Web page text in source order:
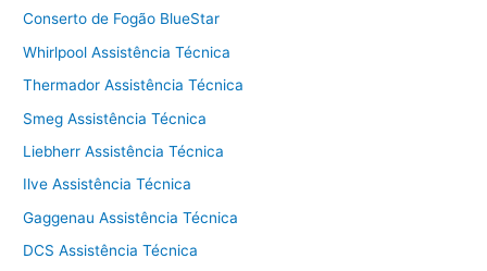
Conserto de Fogão BlueStar
Whirlpool Assistência Técnica
Thermador Assistência Técnica
Smeg Assistência Técnica
Liebherr Assistência Técnica
Ilve Assistência Técnica
Gaggenau Assistência Técnica
DCS Assistência Técnica